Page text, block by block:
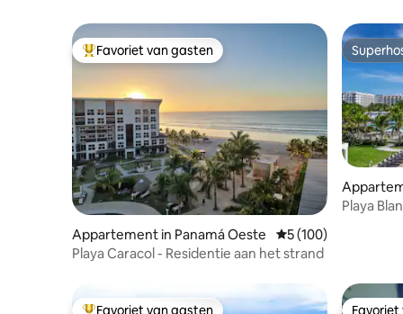
Topfavoriet van gasten
Favoriet van gasten
Appartement in Panamá Oeste Gemiddelde
5 (100)
Playa Caracol - Residentie aan het strand
-
Playa
Favoriet van gasten